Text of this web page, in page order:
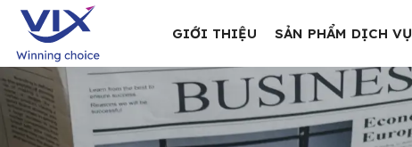
GIỚI THIỆU SẢN PHẨM DỊCH VỤ